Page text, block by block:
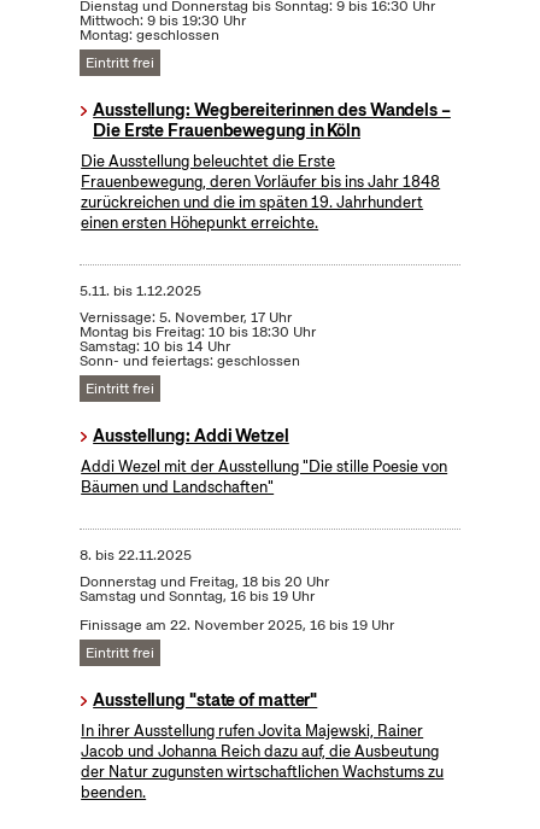
Dienstag und Donnerstag bis Sonntag: 9 bis 16:30 Uhr
Mittwoch: 9 bis 19:30 Uhr
Montag: geschlossen
Eintritt frei
Ausstellung: Wegbereiterinnen des Wandels –
Die Erste Frauenbewegung in Köln
Die Ausstellung beleuchtet die Erste
Frauenbewegung, deren Vorläufer bis ins Jahr 1848
zurückreichen und die im späten 19. Jahrhundert
einen ersten Höhepunkt erreichte.
5.11. bis1.12.2025
Vernissage: 5. November, 17 Uhr
Montag bis Freitag: 10 bis 18:30 Uhr
Samstag: 10 bis 14 Uhr
Sonn- und feiertags: geschlossen
Eintritt frei
Ausstellung: Addi Wetzel
Addi Wezel mit der Ausstellung "Die stille Poesie von
Bäumen und Landschaften"
8. bis22.11.2025
Donnerstag und Freitag, 18 bis 20 Uhr
Samstag und Sonntag, 16 bis 19 Uhr
Finissage am 22. November 2025, 16 bis 19 Uhr
Eintritt frei
Ausstellung "state of matter"
In ihrer Ausstellung rufen Jovita Majewski, Rainer
Jacob und Johanna Reich dazu auf, die Ausbeutung
der Natur zugunsten wirtschaftlichen Wachstums zu
beenden.